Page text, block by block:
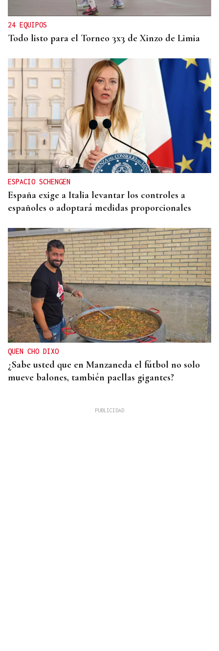
24 EQUIPOS
Todo listo para el Torneo 3x3 de Xinzo de Limia
ESPACIO SCHENGEN
España exige a Italia levantar los controles a
españoles o adoptará medidas proporcionales
QUEN CHO DIXO
¿Sabe usted que en Manzaneda el fútbol no solo
mueve balones, también paellas gigantes?